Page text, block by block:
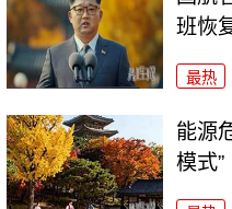
班恢
最热
能源
模式”